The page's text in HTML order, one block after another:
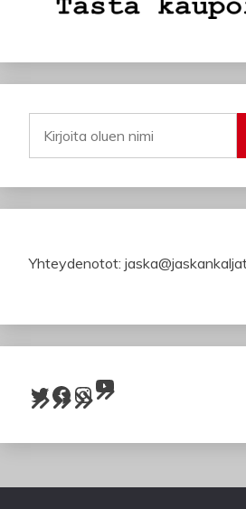
Yhteydenotot:
Twitter Facebook InstagramYouTube